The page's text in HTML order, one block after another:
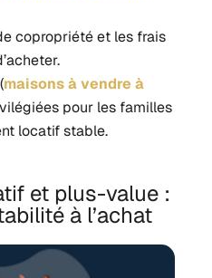
copropriété et les frais
maisons à vendre à
pour les familles
locatif stable.
et plus-value :
à l’achat